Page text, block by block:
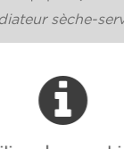
sèche-
vivre